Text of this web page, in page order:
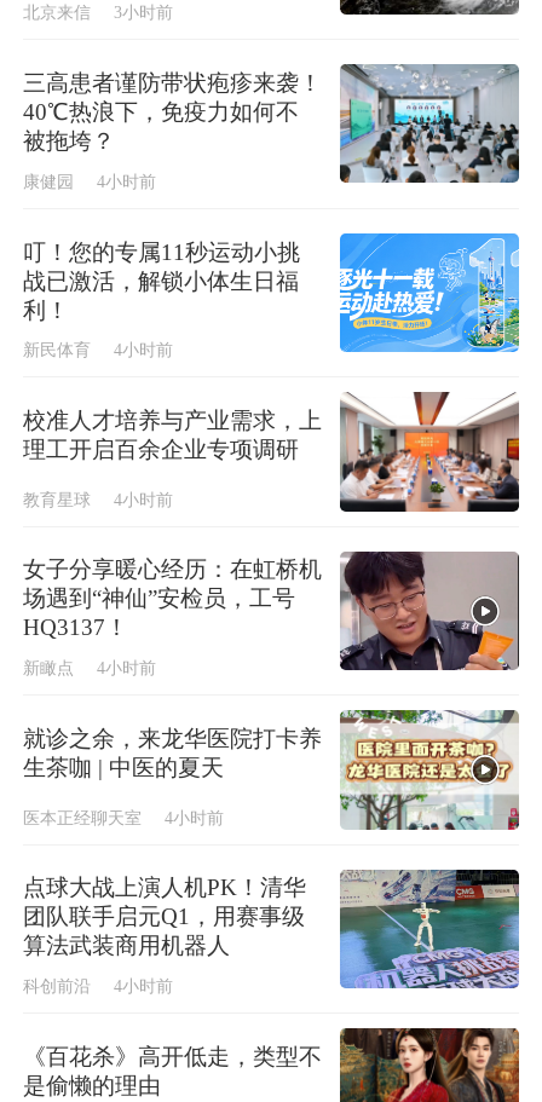
北京来信 3小时前
三高患者谨防带状疱疹来袭！
40℃热浪下，免疫力如何不
被拖垮？
康健园 4小时前
叮！您的专属11秒运动小挑
战已激活，解锁小体生日福
利！
新民体育 4小时前
校准人才培养与产业需求，上
理工开启百余企业专项调研
教育星球 4小时前
女子分享暖心经历：在虹桥机
场遇到“神仙”安检员，工号
HQ3137！
新瞰点 4小时前
就诊之余，来龙华医院打卡养
生茶咖 | 中医的夏天
医本正经聊天室 4小时前
点球大战上演人机PK！清华
团队联手启元Q1，用赛事级
算法武装商用机器人
科创前沿 4小时前
《百花杀》高开低走，类型不
是偷懒的理由